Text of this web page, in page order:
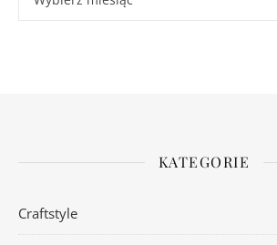
KATEGORIE
Craftstyle